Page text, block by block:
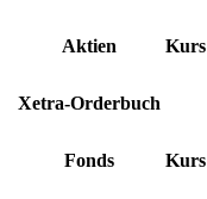
Aktien Kurs
Xetra-Orderbuch
Fonds Kurs